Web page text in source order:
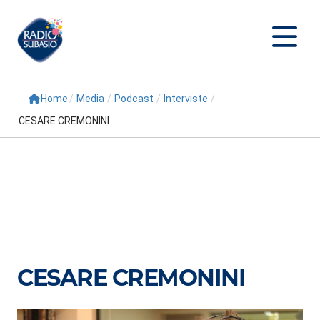
Cerca
Conduttori
Home / Media / Podcast / Interviste /
CESARE CREMONINI
CESARE CREMONINI